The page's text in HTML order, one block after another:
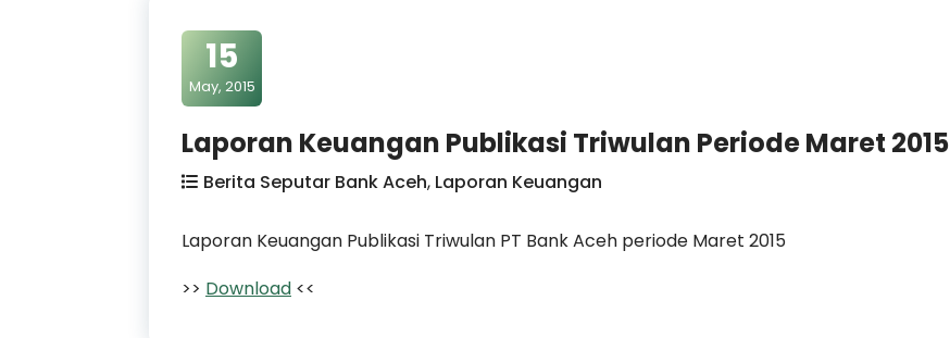
15
May, 2015
Laporan Keuangan Publikasi Triwulan Periode Maret 2015
Berita Seputar Bank Aceh, Laporan Keuangan
Laporan Keuangan Publikasi Triwulan PT Bank Aceh periode Maret 2015
>> Download <<